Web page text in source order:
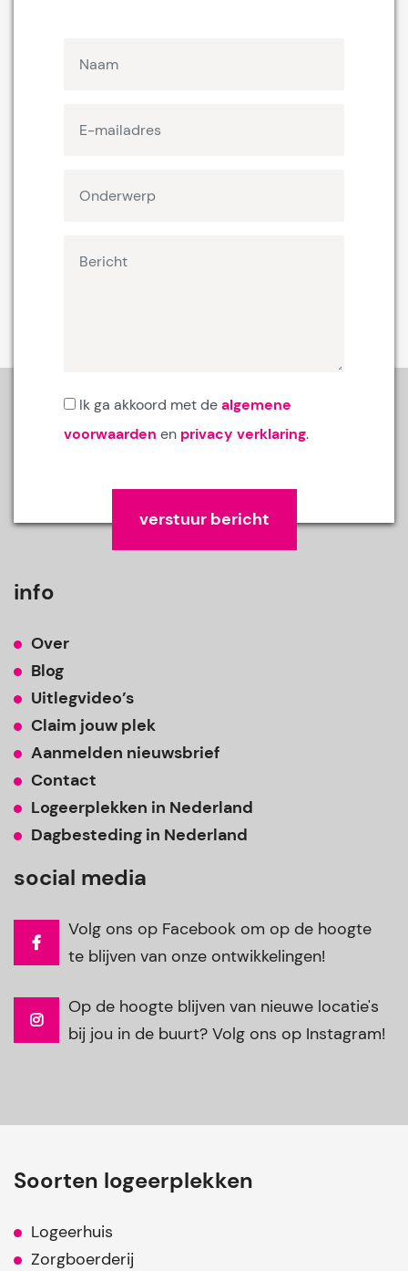
Ik ga akkoord met dealgemene
voorwaarden en privacy verklaring.
info
Over
Blog
Uitlegvideo’s
Claim jouw plek
Aanmelden nieuwsbrief
Contact
Logeerplekken in Nederland
Dagbesteding in Nederland
social media
Volg ons op Facebook om op de hoogte
te blijven van onze ontwikkelingen!
Op de hoogte blijven van nieuwe locatie's
bij jou in de buurt? Volg ons op Instagram!
Soorten logeerplekken
Logeerhuis
Zorgboerderij